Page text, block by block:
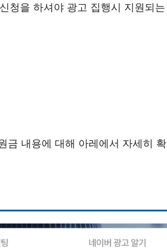
청을 하셔야 광고 집행시 지원되는
금 내용에 대해 아레에서 자세히 확